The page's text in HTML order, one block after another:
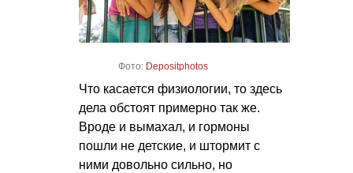
Фото: Depositphotos
Что касается физиологии, то здесь
дела обстоят примерно так же.
Вроде и вымахал, и гормоны
пошли не детские, и штормит с
ними довольно сильно, но